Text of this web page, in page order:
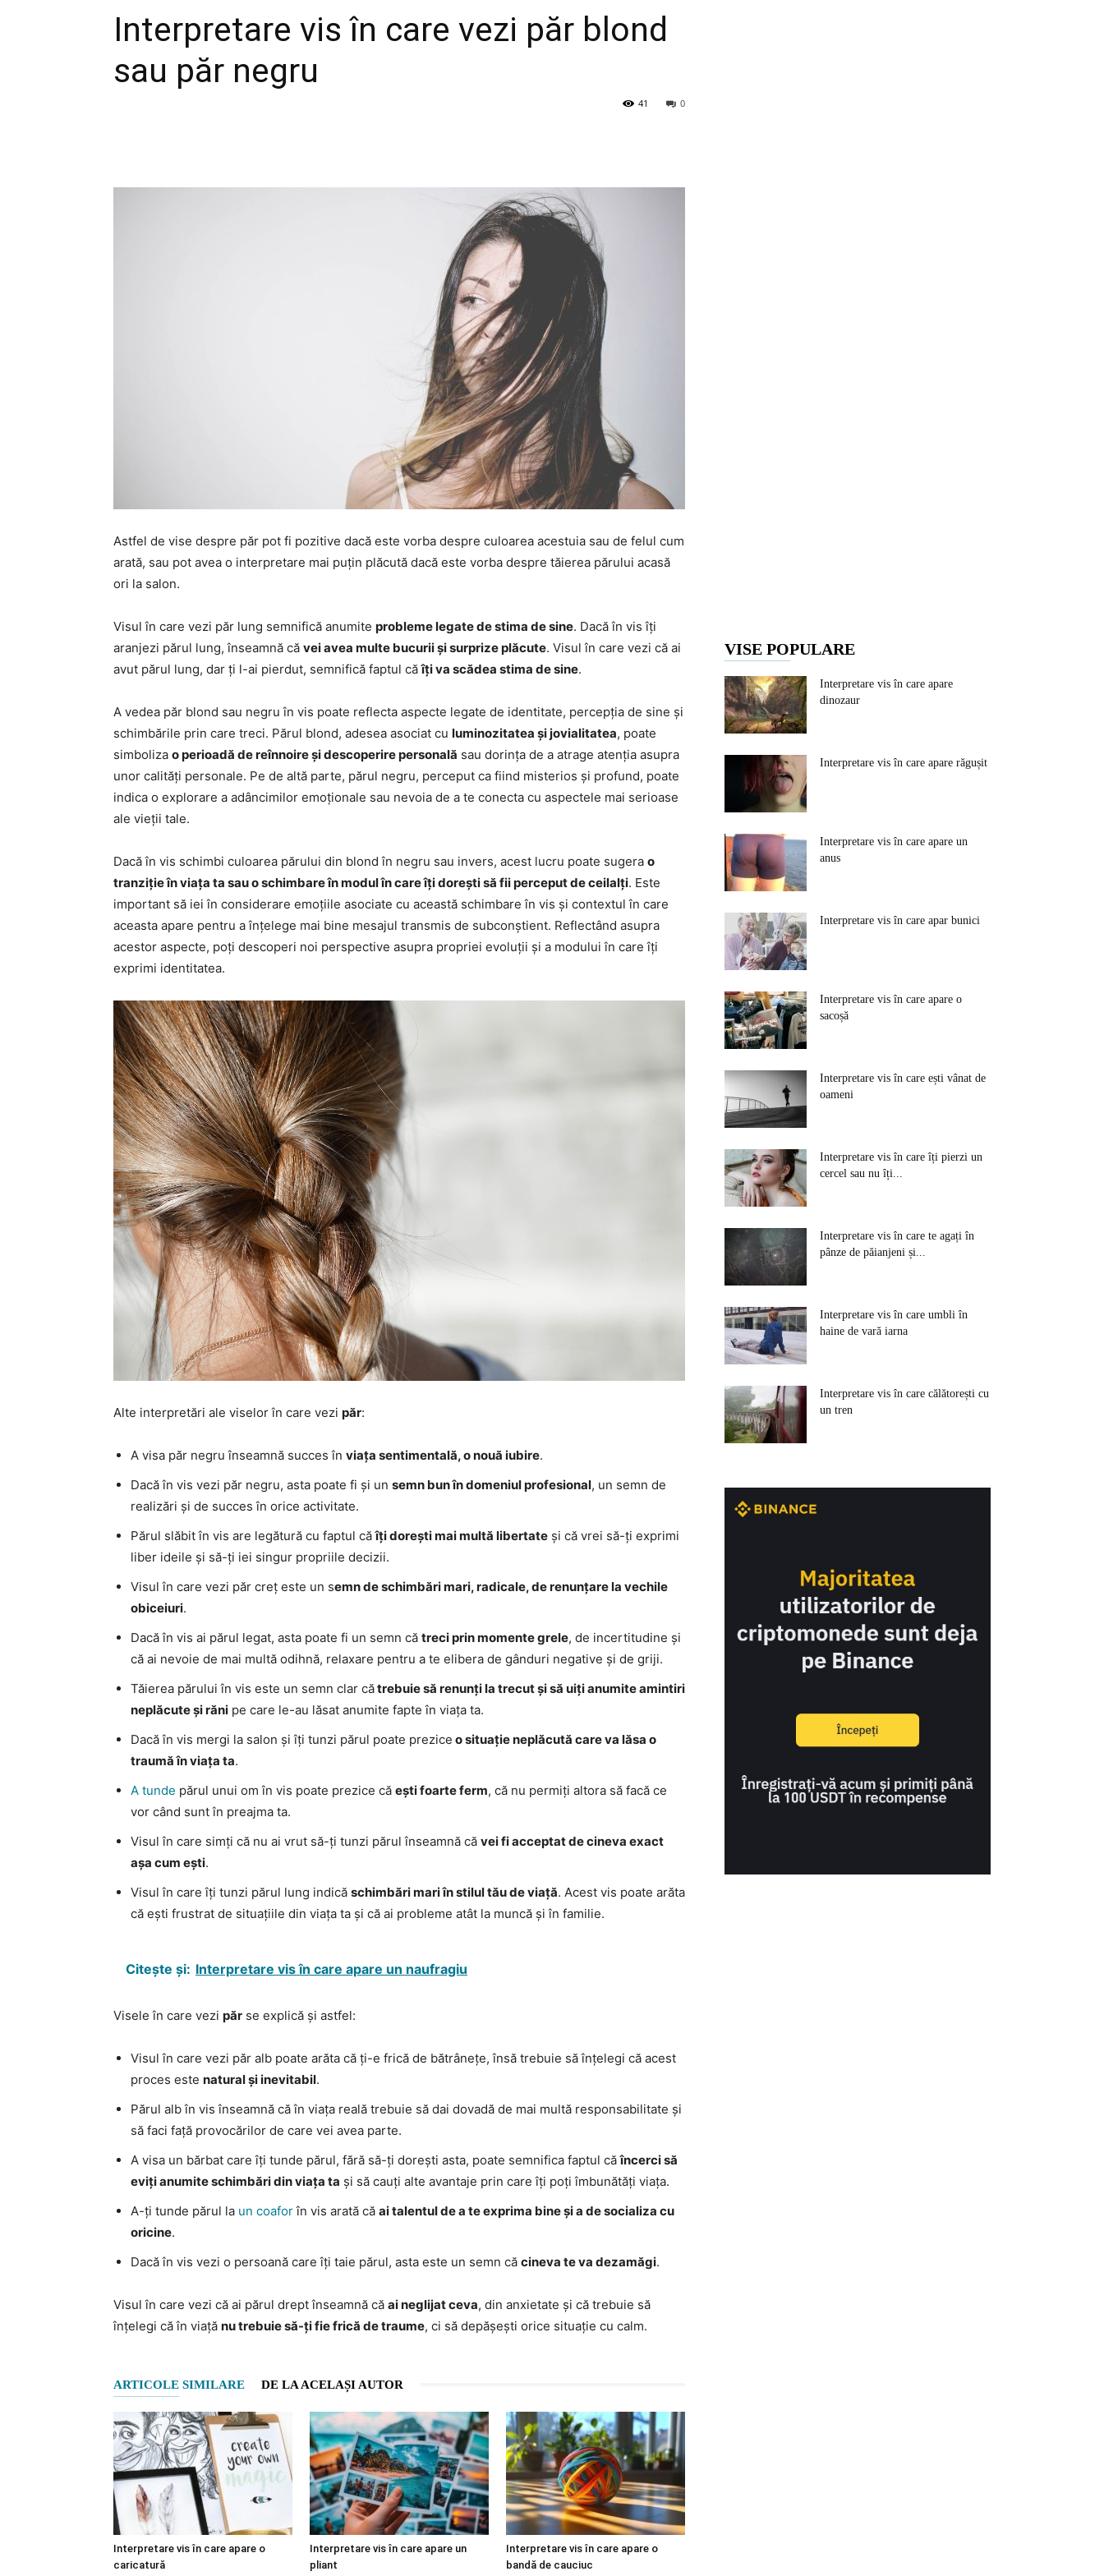
Interpretare vis în care vezi păr blond
sau păr negru
0
41
Astfel de vise despre păr pot fi pozitive dacă este vorba despre culoarea acestuia sau de felul cum
arată, sau pot avea o interpretare mai puțin plăcută dacă este vorba despre tăierea părului acasă
ori la salon.
Visul în care vezi păr lung semnifică anumite probleme legate de stima de sine. Dacă în vis îți
aranjezi părul lung, înseamnă că vei avea multe bucurii și surprize plăcute. Visul în care vezi că ai
avut părul lung, dar ți l-ai pierdut, semnifică faptul căîți va scădea stima de sine.
A vedea păr blond sau negru în vis poate reflecta aspecte legate de identitate, percepția de sine și
schimbările prin care treci. Părul blond, adesea asociat cu luminozitatea și jovialitatea, poate
simboliza o perioadă de reînnoire și descoperire personală sau dorința de a atrage atenția asupra
unor calități personale. Pe de altă parte, părul negru, perceput ca fiind misterios și profund, poate
indica o explorare a adâncimilor emoționale sau nevoia de a te conecta cu aspectele mai serioase
ale vieții tale.
Dacă în vis schimbi culoarea părului din blond în negru sau invers, acest lucru poate sugera o
tranziție în viața ta sau o schimbare în modul în care îți dorești să fii perceput de ceilalți. Este
important să iei în considerare emoțiile asociate cu această schimbare în vis și contextul în care
aceasta apare pentru a înțelege mai bine mesajul transmis de subconștient. Reflectând asupra
acestor aspecte, poți descoperi noi perspective asupra propriei evoluții și a modului în care îți
exprimi identitatea.
Alte interpretări ale viselor în care vezi păr:
A visa păr negru înseamnă succes în viața sentimentală, o nouă iubire.
Dacă în vis vezi păr negru, asta poate fi și un semn bun în domeniul profesional, un semn de
realizări și de succes în orice activitate.
Părul slăbit în vis are legătură cu faptul căîți dorești mai multă libertate și că vrei să-ți exprimi
liber ideile și să-ți iei singur propriile decizii.
Visul în care vezi păr creț este un semn de schimbări mari, radicale, de renunțare la vechile
obiceiuri.
Dacă în vis ai părul legat, asta poate fi un semn că treci prin momente grele, de incertitudine și
că ai nevoie de mai multă odihnă, relaxare pentru a te elibera de gânduri negative și de griji.
Tăierea părului în vis este un semn clar cătrebuie să renunți la trecut și să uiți anumite amintiri
neplăcute și răni pe care le-au lăsat anumite fapte în viața ta.
Dacă în vis mergi la salon și îți tunzi părul poate prezice o situație neplăcută care va lăsa o
traumă în viața ta.
A tunde părul unui om în vis poate prezice că ești foarte ferm, că nu permiți altora să facă ce
vor când sunt în preajma ta.
Visul în care simți că nu ai vrut să-ți tunzi părul înseamnă că vei fi acceptat de cineva exact
așa cum ești.
Visul în care îți tunzi părul lung indică schimbări mari în stilul tău de viață. Acest vis poate arăta
că ești frustrat de situațiile din viața ta și că ai probleme atât la muncă și în familie.
Citește și: Interpretare vis în care apare un naufragiu
Visele în care vezi păr se explică și astfel:
Visul în care vezi păr alb poate arăta că ți-e frică de bătrânețe, însă trebuie să înțelegi că acest
proces este natural și inevitabil.
Părul alb în vis înseamnă că în viața reală trebuie să dai dovadă de mai multă responsabilitate și
să faci față provocărilor de care vei avea parte.
A visa un bărbat care îți tunde părul, fără să-ți dorești asta, poate semnifica faptul căîncerci să
eviți anumite schimbări din viața ta și să cauți alte avantaje prin care îți poți îmbunătăți viața.
A-ți tunde părul la un coaforîn vis arată că ai talentul de a te exprima bine și a de socializa cu
oricine.
Dacă în vis vezi o persoană care îți taie părul, asta este un semn că cineva te va dezamăgi.
Visul în care vezi că ai părul drept înseamnă că ai neglijat ceva, din anxietate și că trebuie să
înțelegi că în viață nu trebuie să-ți fie frică de traume, ci să depășești orice situație cu calm.
ARTICOLE SIMILARE DE LA ACELAȘI AUTOR
Interpretare vis în care apare o
caricatură
Interpretare vis în care apare un
pliant
Interpretare vis în care apare o
bandă de cauciuc
VISE POPULARE
Interpretare vis în care apare
dinozaur
Interpretare vis în care apare răgușit
Interpretare vis în care apare un
anus
Interpretare vis în care apar bunici
Interpretare vis în care apare o
sacoșă
Interpretare vis în care ești vânat de
oameni
Interpretare vis în care îți pierzi un
cercel sau nu îți...
Interpretare vis în care te agați în
pânze de păianjeni și...
Interpretare vis în care umbli în
haine de vară iarna
Interpretare vis în care călătorești cu
un tren